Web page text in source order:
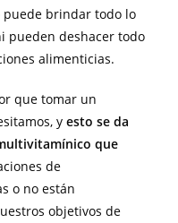
puede brindar todo lo
pueden deshacer todo
alimenticias.
que tomar un
yesto se da
que
de
o no están
objetivos de